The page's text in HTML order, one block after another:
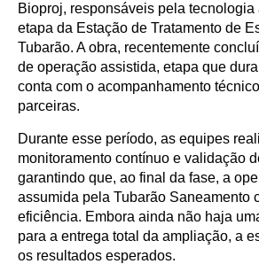
Bioproj, responsáveis pela
etapa da Estação de Tratamento de
Tubarão. A obra, recentemente
de operação assistida, etapa que
conta com o acompanhamento
parceiras.
Durante esse período, as equipes
monitoramento contínuo e validação
garantindo que, ao final da fase, a
assumida pela Tubarão Saneamento
eficiência. Embora ainda não haja
para a entrega total da ampliação, a
os resultados esperados.